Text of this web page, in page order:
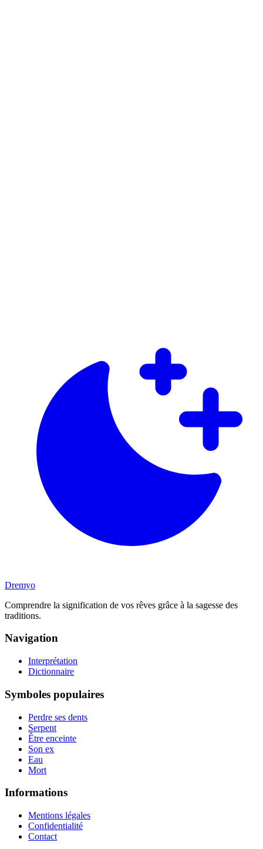
Dremyo
Comprendre la signification de vos rêves grâce à la sagesse des
traditions.
Navigation
Interprétation
Dictionnaire
Symboles populaires
Perdre ses dents
Serpent
Être enceinte
Son ex
Eau
Mort
Informations
Mentions légales
Confidentialité
Contact